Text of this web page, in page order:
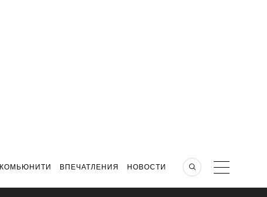
КОМЬЮНИТИ ВПЕЧАТЛЕНИЯ НОВОСТИ